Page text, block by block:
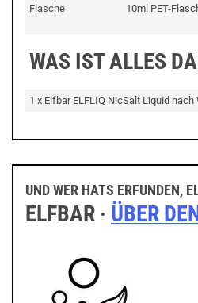
Flasche
10ml PET-
WAS IST ALLES
1 x Elfbar ELFLIQ NicSalt Liquid nach
UND WER HATS ERFUNDEN,
ELFBAR · ÜBER